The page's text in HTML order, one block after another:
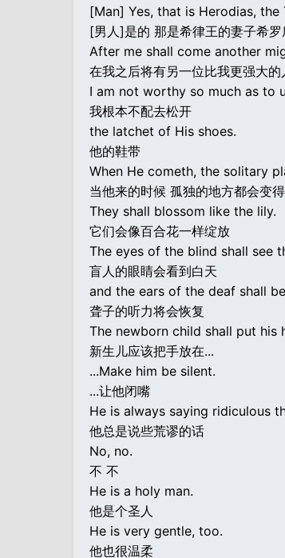
[Man] Yes, that is Herodias, the
[男人]是的 那是希律王的妻子希罗
After me shall come another
在我之后将有另一位比我更强大的
I am not worthy so much as to
我根本不配去松开
the latchet of His shoes.
他的鞋带
When He cometh, the solitary
当他来的时候 孤独的地方都会变
They shall blossom like the lily.
它们会像百合花一样绽放
The eyes of the blind shall see
盲人的眼睛会看到白天
and the ears of the deaf shall
聋子的听力将会恢复
The newborn child shall put his
新生儿应该把手放在...
...Make him be silent.
...让他闭嘴
He is always saying ridiculous
他总是说些荒谬的话
No, no.
不 不
He is a holy man.
他是个圣人
He is very gentle, too.
他也很温柔